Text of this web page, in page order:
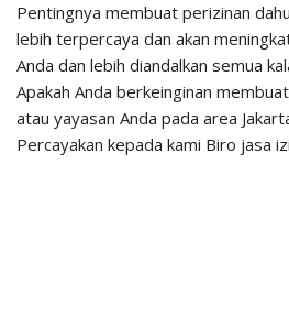
Pentingnya membuat perizinan
lebih terpercaya dan akan
Anda dan lebih diandalkan semua
Apakah Anda berkeinginan
atau yayasan Anda pada area
Percayakan kepada kami Biro jasa